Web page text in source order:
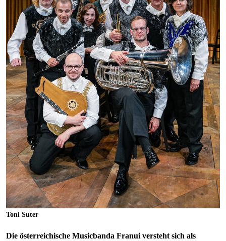
Toni Suter
Die österreichische Musicbanda Franui versteht sich als